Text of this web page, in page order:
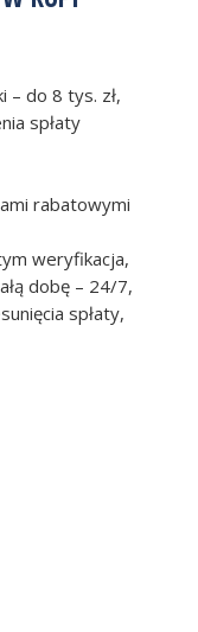
– do 8 tys. zł,
spłaty
rabatowymi
weryfikacja,
dobę – 24/7,
spłaty,